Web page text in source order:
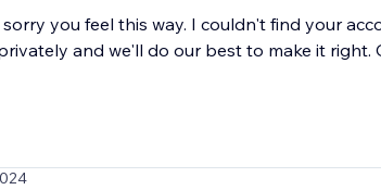
sorry you feel this way. I couldn't find your
and we'll do our best to make it right.